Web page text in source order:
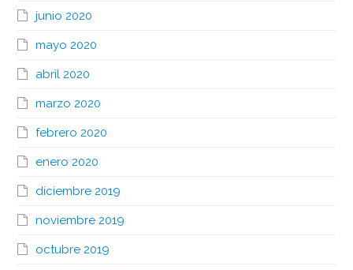
junio 2020
mayo 2020
abril 2020
marzo 2020
febrero 2020
enero 2020
diciembre 2019
noviembre 2019
octubre 2019